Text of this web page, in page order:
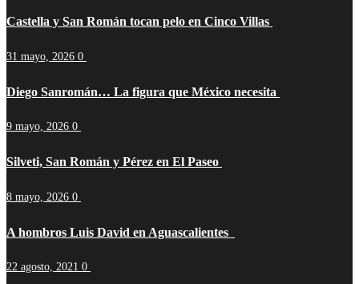
Castella y San Román tocan pelo en Cinco Villas
31 mayo, 2026 0
Diego Sanromán… La figura que México necesita
9 mayo, 2026 0
Silveti, San Román y Pérez en El Paseo
8 mayo, 2026 0
A hombros Luis David en Aguascalientes
22 agosto, 2021 0